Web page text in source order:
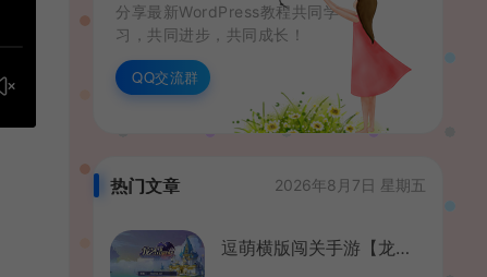
分享最新WordPress教程共同学
习，共同进步，共同成长！
QQ交流群
热门文章 2026年8月7日 星期五
逗萌横版闯关手游【龙之岛战纪】最新整理Win一键即玩服务端+GM工具